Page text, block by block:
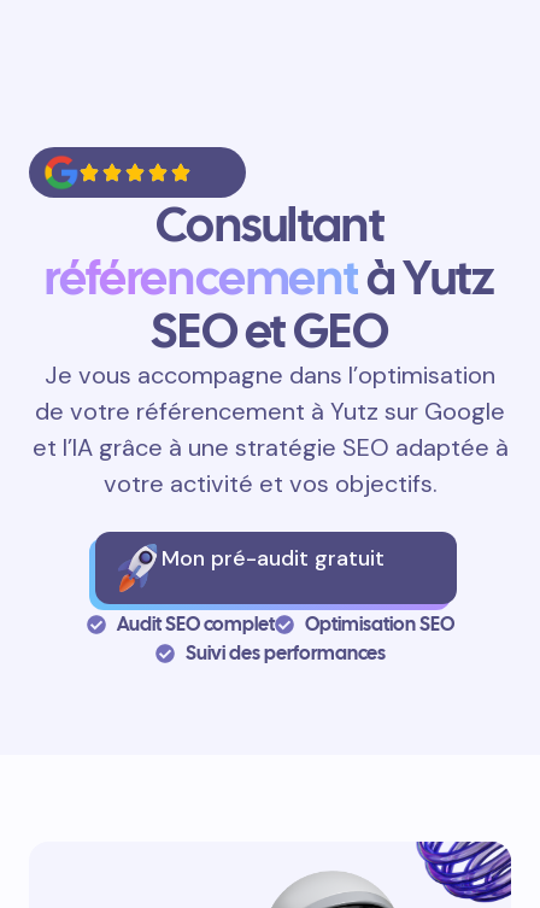
Consultant
référencementà Yutz
SEO et GEO
Je vous accompagne dans l’optimisation
de votre référencement à Yutz sur Google
et l’IA grâce à une stratégie SEO adaptée à
votre activité et vos objectifs.
Mon pré-audit gratuit
Audit SEO complet
Optimisation SEO
Suivi des performances